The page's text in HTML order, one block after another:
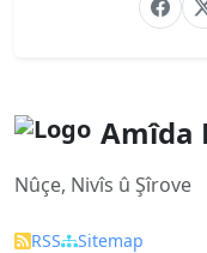
Amîda
Nûçe, Nivîs û Şîrove
RSS Sitemap